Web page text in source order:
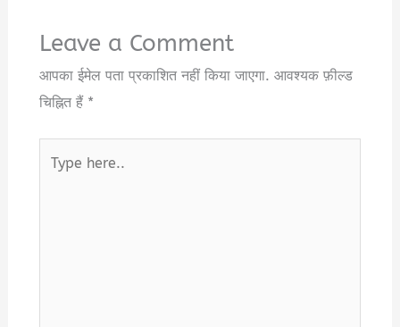
Leave a Comment
आपका ईमेल पता प्रकाशित नहीं किया जाएगा. आवश्यक फ़ील्ड
चिह्नित हैं *
here..